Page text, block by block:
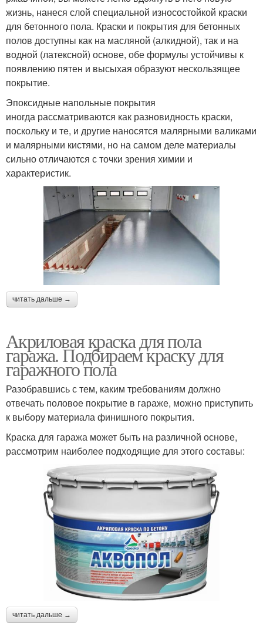
жизнь, нанеся слой специальной износостойкой краски
для бетонного пола. Краски и покрытия для бетонных
полов доступны как на масляной (алкидной), так и на
водной (латексной) основе, обе формулы устойчивы к
появлению пятен и высыхая образуют нескользящее
покрытие.
Эпоксидные напольные покрытия
иногда рассматриваются как разновидность краски,
поскольку и те, и другие наносятся малярными валиками
и малярными кистями, но на самом деле материалы
сильно отличаются с точки зрения химии и
характеристик.
читать дальше →
Акриловая краска для пола
гаража. Подбираем краску для
гаражного пола
Разобравшись с тем, каким требованиям должно
отвечать половое покрытие в гараже, можно приступить
к выбору материала финишного покрытия.
Краска для гаража может быть на различной основе,
рассмотрим наиболее подходящие для этого составы:
читать дальше →